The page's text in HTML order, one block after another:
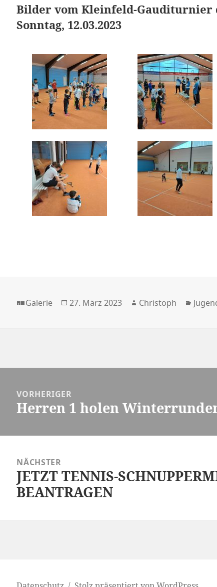
Bilder vom Kleinfeld-Gauditurnier
Sonntag, 12.03.2023
Format
Galerie
Veröffentlicht
27. März 2023 Autor
Christoph
VORHERIGER
Vorheriger
Herren 1 holen
NÄCHSTER
Nächster
Beitrag:
JETZT TENNIS-
BEANTRAGEN